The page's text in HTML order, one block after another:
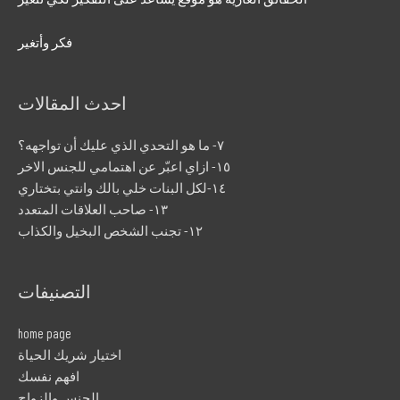
فكر وأتغير
احدث المقالات
٧- ما هو التحدي الذي عليك أن تواجهه؟
١٥- ازاي اعبّر عن اهتمامي للجنس الاخر
١٤-لكل البنات خلي بالك وانتي بتختاري
١٣- صاحب العلاقات المتعدد
١٢- تجنب الشخص البخيل والكذاب
التصنيفات
home page
اختيار شريك الحياة
افهم نفسك